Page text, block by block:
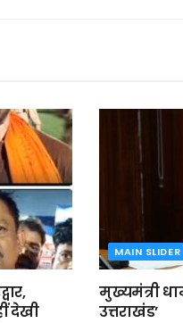
देखी
MAIN SLIDER
मुख्यमंत्री
उत्तराखंड’